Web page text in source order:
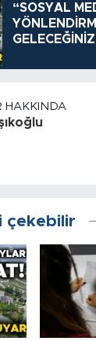
“SOSYAL
HAKKINDA
çekebilir